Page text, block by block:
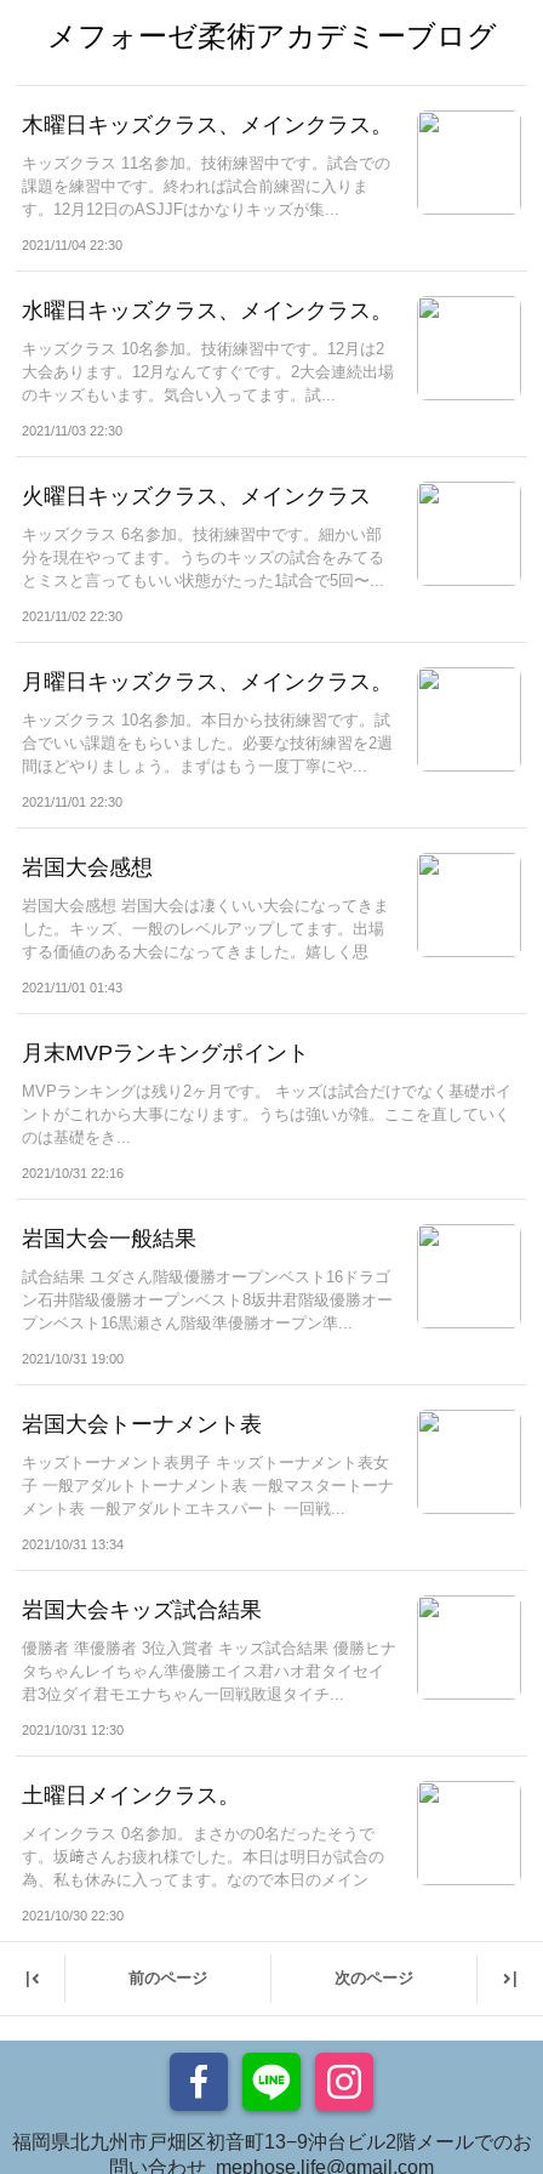
メフォーゼ柔術アカデミーブログ
木曜日キッズクラス、メインクラス。
キッズクラス 11名参加。技術練習中です。試合での
課題を練習中です。終われば試合前練習に入りま
す。12月12日のASJJFはかなりキッズが集...
2021/11/04 22:30
水曜日キッズクラス、メインクラス。
キッズクラス 10名参加。技術練習中です。12月は2
大会あります。12月なんてすぐです。2大会連続出場
のキッズもいます。気合い入ってます。試...
2021/11/03 22:30
火曜日キッズクラス、メインクラス
キッズクラス 6名参加。技術練習中です。細かい部
分を現在やってます。うちのキッズの試合をみてる
とミスと言ってもいい状態がたった1試合で5回〜...
2021/11/02 22:30
月曜日キッズクラス、メインクラス。
キッズクラス 10名参加。本日から技術練習です。試
合でいい課題をもらいました。必要な技術練習を2週
間ほどやりましょう。まずはもう一度丁寧にや...
2021/11/01 22:30
岩国大会感想
岩国大会感想 岩国大会は凄くいい大会になってきま
した。キッズ、一般のレベルアップしてます。出場
する価値のある大会になってきました。嬉しく思
2021/11/01 01:43
月末MVPランキングポイント
MVPランキングは残り2ヶ月です。 キッズは試合だけでなく基礎ポイ
ントがこれから大事になります。うちは強いが雑。ここを直していく
のは基礎をき...
2021/10/31 22:16
岩国大会一般結果
試合結果 ユダさん階級優勝オープンベスト16ドラゴ
ン石井階級優勝オープンベスト8坂井君階級優勝オー
プンベスト16黒瀬さん階級準優勝オープン準...
2021/10/31 19:00
岩国大会トーナメント表
キッズトーナメント表男子 キッズトーナメント表女
子 一般アダルトトーナメント表 一般マスタートーナ
メント表 一般アダルトエキスパート 一回戦...
2021/10/31 13:34
岩国大会キッズ試合結果
優勝者 準優勝者 3位入賞者 キッズ試合結果 優勝ヒナ
タちゃんレイちゃん準優勝エイス君ハオ君タイセイ
君3位ダイ君モエナちゃん一回戦敗退タイチ...
2021/10/31 12:30
土曜日メインクラス。
メインクラス 0名参加。まさかの0名だったそうで
す。坂﨑さんお疲れ様でした。本日は明日が試合の
為、私も休みに入ってます。なので本日のメイン
2021/10/30 22:30
| 前のページ 次のページ |
福岡県北九州市戸畑区初音町13−9沖台ビル2階メールでのお
問い合わせ mephose.life@gmail.com